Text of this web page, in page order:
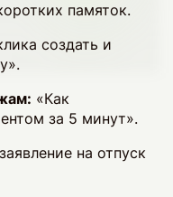
памяток.
создать и
«Как
за 5 минут».
на отпуск